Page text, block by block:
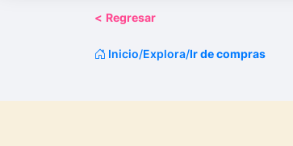
< Regresar
Inicio/Explora/Ir de compras